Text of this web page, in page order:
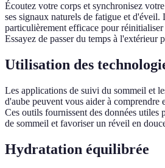
Écoutez votre corps et synchronisez
ses signaux naturels de fatigue et
particulièrement efficace pour
Essayez de passer du temps à l'extérieur
Utilisation des
Les applications de suivi du sommeil et
d'aube peuvent vous aider à comprendre
Ces outils fournissent des données utiles
de sommeil et favoriser un réveil en
Hydratation équilibrée